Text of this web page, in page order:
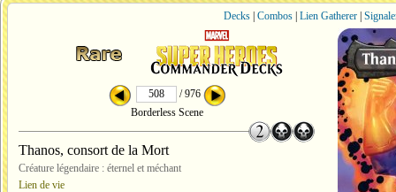
Decks| Combos| Lien Gatherer|
/ 976
Borderless Scene
Thanos, consort de la Mort
Créature légendaire : éternel et méchant
Lien de vie